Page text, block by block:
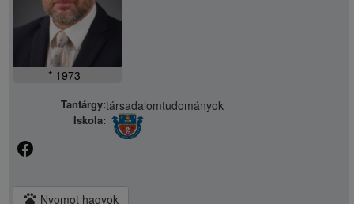
* 1973
Tantárgy:társadalomtudományok
Iskola:
facebook
pets Nyomot hagyok